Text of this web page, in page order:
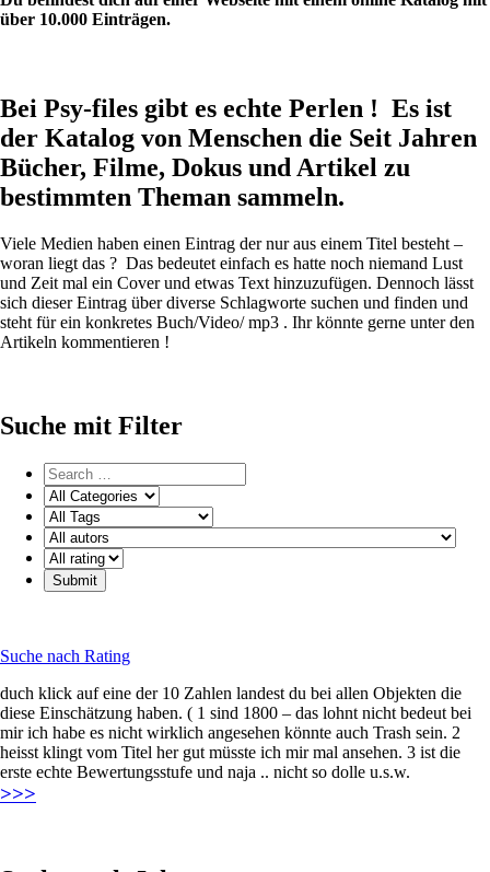
über 10.000 Einträgen.
Bei Psy-files gibt es echte Perlen ! Es ist
der Katalog von Menschen die Seit Jahren
Bücher, Filme, Dokus und Artikel zu
bestimmten Theman sammeln.
Viele Medien haben einen Eintrag der nur aus einem Titel besteht –
woran liegt das ? Das bedeutet einfach es hatte noch niemand Lust
und Zeit mal ein Cover und etwas Text hinzuzufügen. Dennoch lässt
sich dieser Eintrag über diverse Schlagworte suchen und finden und
steht für ein konkretes Buch/Video/ mp3 . Ihr könnte gerne unter den
Artikeln kommentieren !
Suche mit Filter
Suche nach Rating
duch klick auf eine der 10 Zahlen landest du bei allen Objekten die
diese Einschätzung haben. ( 1 sind 1800 – das lohnt nicht bedeut bei
mir ich habe es nicht wirklich angesehen könnte auch Trash sein. 2
heisst klingt vom Titel her gut müsste ich mir mal ansehen. 3 ist die
erste echte Bewertungsstufe und naja .. nicht so dolle u.s.w.
>>>